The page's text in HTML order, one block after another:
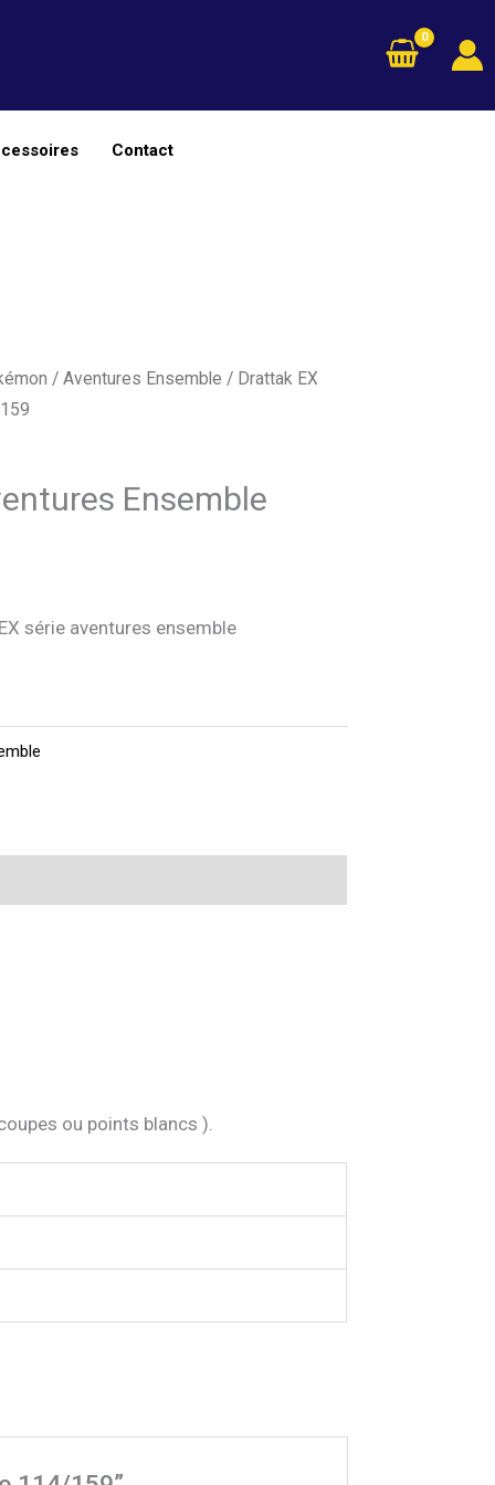
Contact
/Aventures Ensemble / Drattak EX
Ensemble
série aventures ensemble
ou points blancs ).